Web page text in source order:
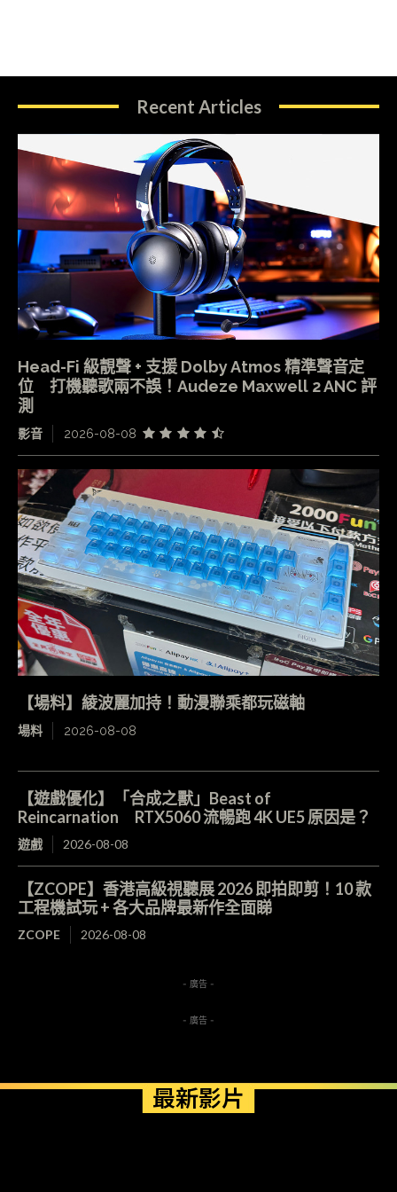
Recent Articles
Head-Fi 級靚聲 + 支援 Dolby Atmos 精準聲音定
位 打機聽歌兩不誤！Audeze Maxwell 2 ANC 評
測
影音 2026-08-08
【場料】綾波麗加持！動漫聯乘都玩磁軸
場料 2026-08-08
【遊戲優化】「合成之獸」Beast of
Reincarnation RTX5060 流暢跑 4K UE5 原因是？
遊戲 2026-08-08
【ZCOPE】香港高級視聽展 2026 即拍即剪！10 款
工程機試玩 + 各大品牌最新作全面睇
ZCOPE 2026-08-08
- 廣告 -
- 廣告 -
最新影片